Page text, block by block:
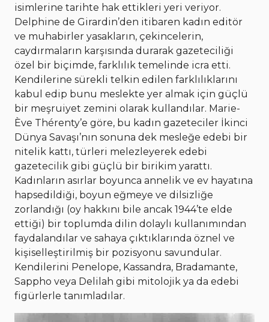
isimlerine tarihte hak ettikleri yeri veriyor.
Delphine de Girardin’den itibaren kadın editör
ve muhabirler yasakların, çekincelerin,
caydırmaların karşısında durarak gazeteciliği
özel bir biçimde, farklılık temelinde icra etti.
Kendilerine sürekli telkin edilen farklılıklarını
kabul edip bunu meslekte yer almak için güçlü
bir meşruiyet zemini olarak kullandılar. Marie-
Ève Thérenty’e göre, bu kadın gazeteciler İkinci
Dünya Savaşı’nın sonuna dek mesleğe edebi bir
nitelik kattı, türleri melezleyerek edebi
gazetecilik gibi güçlü bir birikim yarattı.
Kadınların asırlar boyunca annelik ve ev hayatına
hapsedildiği, boyun eğmeye ve dilsizliğe
zorlandığı (oy hakkını bile ancak 1944’te elde
ettiği) bir toplumda dilin dolaylı kullanımından
faydalandılar ve sahaya çıktıklarında öznel ve
kişiselleştirilmiş bir pozisyonu savundular.
Kendilerini Penelope, Kassandra, Bradamante,
Sappho veya Delilah gibi mitolojik ya da edebi
figürlerle tanımladılar.